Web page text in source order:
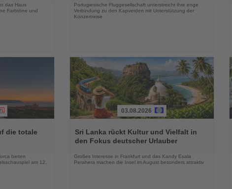
das Haus
Farbtöne und
Portugiesische Fluggesellschaft unterstreicht ihre enge
Verbindung zu den Kapverden mit Unterstützung der
Konzertreise
die totale
bieten
am 12.
Sie
die
03.08.2026
Sri Lanka rückt Kultur und Vielfalt in
den Fokus deutscher Urlauber
Großes Interesse in Frankfurt und das Kandy Esala
Perahera machen die Insel im August besonders attraktiv